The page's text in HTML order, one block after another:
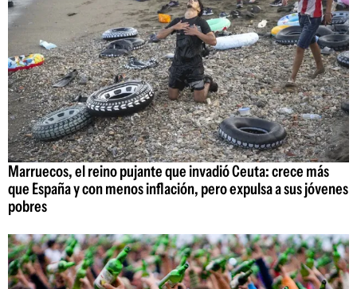
Marruecos, el reino pujante que invadió Ceuta: crece más
que España y con menos inflación, pero expulsa a sus jóvenes
pobres